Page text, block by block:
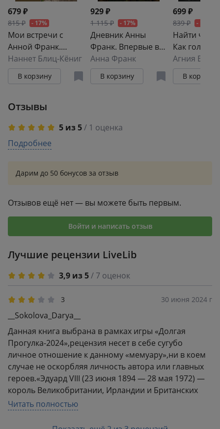
679 ₽
815 ₽ - 17%
Мои встречи с
Анной Франк.
Откровения
выжившей в
концлагере
Наннет Блиц-Кёниг
В корзину
929 ₽
1 115 ₽ - 17%
Дневник Анны
Франк. Впервые в
России полная
версия и рассказы
Анна Франк
В корзину
699 ₽
839 ₽ - 17%
Найти
Как голос
Барто
судьбы,
Агния Барто
В корзину
Отзывы
5 из 5/ 1 оценка
5
Подробнее
Дарим до 50 бонусов за отзыв
Отзывов ещё нет — вы можете быть первым.
Войти и написать отзыв
Лучшие рецензии LiveLib
3,9 из 5/ 7 оценок
3 30 июня 2024 г
__Sokolova_Darya__
Данная книга выбрана в рамках игры «Долгая
Прогулка-2024»,рецензия несет в себе сугубо
личное отношение к данному «мемуару»,ни в коем
случае не оскорбляя личность автора или главных
героев.«Эдуард VIII (23 июня 1894 — 28 мая 1972) —
король Великобритании, Ирландии и Британских
заморских доминионов, император Индии на
протяжении десяти месяцев (с 20 января по 11
декабря 1936 года). Не был коронован. Отрёкся от
Читать полностью